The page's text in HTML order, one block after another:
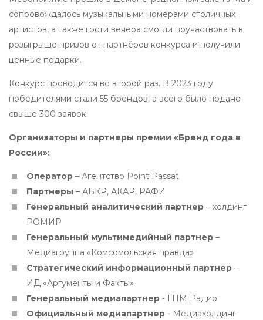
сопровождалось музыкальными номерами столичных
артистов, а также гости вечера смогли поучаствовать в
розыгрыше призов от партнёров конкурса и получили
ценные подарки.
Конкурс проводится во второй раз. В 2023 году
победителями стали 55 брендов, а всего было подано
свыше 300 заявок.
Организаторы и партнеры премии «Бренд года в
России»:
Оператор – Агентство Point Passat
Партнеры – АБКР, АКАР, РАФИ
Генеральный аналитический партнер – холдинг
РОМИР
Генеральный мультимедийный партнер –
Медиагруппа «Комсомольская правда»
Стратегический информационный партнер –
ИД «Аргументы и Факты»
Генеральный медиапартнер - ГПМ Радио
Официальный медиапартнер - Медиахолдинг